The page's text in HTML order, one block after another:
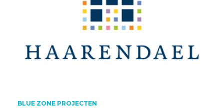
BLUE ZONE PROJECTEN